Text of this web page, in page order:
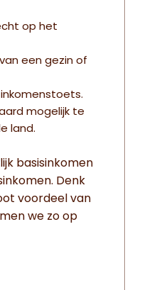
op het
een gezin of
mogelijk te
land.
basisinkomen
Denk
voordeel van
we zo op